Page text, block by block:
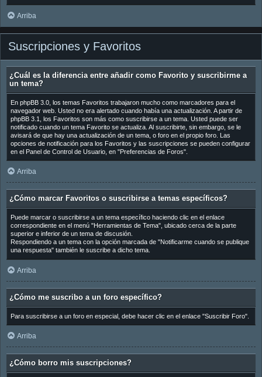
Arriba
Suscripciones y Favoritos
¿Cuál es la diferencia entre añadir como Favorito y suscribirme a
un tema?
En phpBB 3.0, los temas Favoritos trabajaron mucho como marcadores para el
navegador web. Usted no era alertado cuando había una actualización. A partir de
phpBB 3.1, los Favoritos son más como suscribirse a un tema. Usted puede ser
notificado cuando un tema Favorito se actualiza. Al suscribirte, sin embargo, se le
avisará de que hay una actualización de un tema, o foro en el propio foro. Las
opciones de notificación para los Favoritos y las suscripciones se pueden configurar
en el Panel de Control de Usuario, en "Preferencias de Foros".
Arriba
¿Cómo marcar Favoritos o suscribirse a temas específicos?
Puede marcar o suscribirse a un tema específico haciendo clic en el enlace
correspondiente en el menú "Herramientas de Tema", ubicado cerca de la parte
superior e inferior de un tema de discusión.
Respondiendo a un tema con la opción marcada de "Notificarme cuando se publique
una respuesta" también le suscribe a dicho tema.
Arriba
¿Cómo me suscribo a un foro específico?
Para suscribirse a un foro en especial, debe hacer clic en el enlace "Suscribir Foro".
Arriba
¿Cómo borro mis suscripciones?